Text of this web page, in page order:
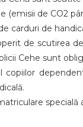
(emisii de CO2
carduri de
de scutirea
Cehe sunt
copiilor